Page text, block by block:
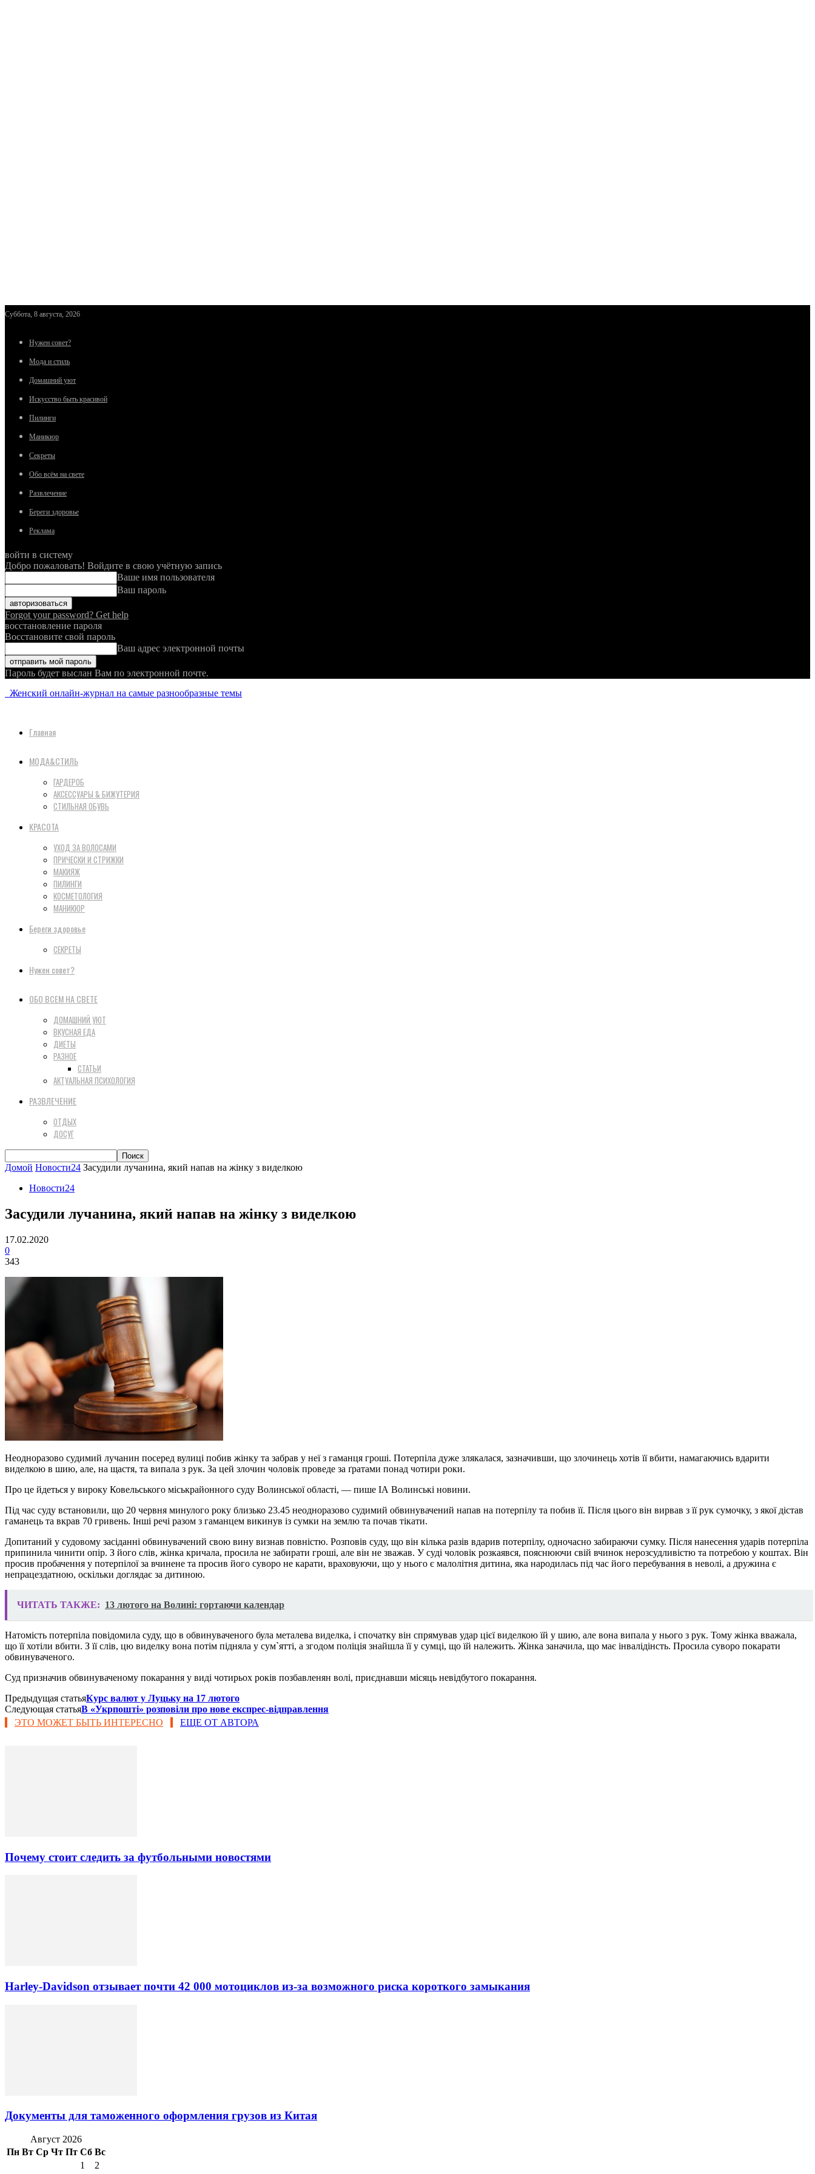
Суббота, 8 августа, 2026
Нужен совет?
Мода и стиль
Домашний уют
Искусство быть красивой
Пилинги
Маникюр
Секреты
Обо всём на свете
Развлечение
Береги здоровье
Реклама
войти в систему
Добро пожаловать! Войдите в свою учётную запись
Ваше имя пользователя
Ваш пароль
Forgot your password? Get help
восстановление пароля
Восстановите свой пароль
Ваш адрес электронной почты
Пароль будет выслан Вам по электронной почте.
Женский онлайн-журнал на самые разнообразные темы
Главная
МОДА&СТИЛЬ
ГАРДЕРОБ
АКСЕССУАРЫ & БИЖУТЕРИЯ
СТИЛЬНАЯ ОБУВЬ
КРАСОТА
УХОД ЗА ВОЛОСАМИ
ПРИЧЕСКИ И СТРИЖКИ
МАКИЯЖ
ПИЛИНГИ
КОСМЕТОЛОГИЯ
МАНИКЮР
Береги здоровье
СЕКРЕТЫ
Нужен совет?
ОБО ВСЕМ НА СВЕТЕ
ДОМАШНИЙ УЮТ
ВКУСНАЯ ЕДА
ДИЕТЫ
РАЗНОЕ
СТАТЬИ
АКТУАЛЬНАЯ ПСИХОЛОГИЯ
РАЗВЛЕЧЕНИЕ
ОТДЫХ
ДОСУГ
Домой Новости24 Засудили лучанина, який напав на жінку з виделкою
Новости24
Засудили лучанина, який напав на жінку з виделкою
17.02.2020
0
343
Неодноразово судимий лучанин посеред вулиці побив жінку та забрав у неї з гаманця гроші. Потерпіла дуже злякалася, зазначивши, що злочинець хотів її вбити, намагаючись вдарити
виделкою в шию, але, на щастя, та випала з рук. За цей злочин чоловік проведе за ґратами понад чотири роки.
Про це йдеться у вироку Ковельського міськрайонного суду Волинської області, — пише ІА Волинські новини.
Під час суду встановили, що 20 червня минулого року близько 23.45 неодноразово судимий обвинувачений напав на потерпілу та побив її. Після цього він вирвав з її рук сумочку, з якої дістав
гаманець та вкрав 70 гривень. Інші речі разом з гаманцем викинув із сумки на землю та почав тікати.
Допитаний у судовому засіданні обвинувачений свою вину визнав повністю. Розповів суду, що він кілька разів вдарив потерпілу, одночасно забираючи сумку. Після нанесення ударів потерпіла
припинила чинити опір. З його слів, жінка кричала, просила не забирати гроші, але він не зважав. У суді чоловік розкаявся, пояснюючи свій вчинок нерозсудливістю та потребою у коштах. Він
просив пробачення у потерпілої за вчинене та просив його суворо не карати, враховуючи, що у нього є малолітня дитина, яка народилась під час його перебування в неволі, а дружина є
непрацездатною, оскільки доглядає за дитиною.
ЧИТАТЬ ТАКЖЕ: 13 лютого на Волині: гортаючи календар
Натомість потерпіла повідомила суду, що в обвинуваченого була металева виделка, і спочатку він спрямував удар цієї виделкою їй у шию, але вона випала у нього з рук. Тому жінка вважала,
що її хотіли вбити. З її слів, цю виделку вона потім підняла у сум`ятті, а згодом поліція знайшла її у сумці, що їй належить. Жінка заначила, що має інвалідінсть. Просила суворо покарати
обвинуваченого.
Суд призначив обвинуваченому покарання у виді чотирьох років позбавленян волі, приєднавши місяць невідбутого покарання.
Предыдущая статьяКурс валют у Луцьку на 17 лютого
Следующая статьяВ «Укрпошті» розповіли про нове експрес-відправлення
ЭТО МОЖЕТ БЫТЬ ИНТЕРЕСНО
ЕЩЕ ОТ АВТОРА
Почему стоит следить за футбольными новостями
Harley-Davidson отзывает почти 42 000 мотоциклов из-за возможного риска короткого замыкания
Документы для таможенного оформления грузов из Китая
Август 2026
Пн Вт Ср Чт Пт Сб Вс
1
2